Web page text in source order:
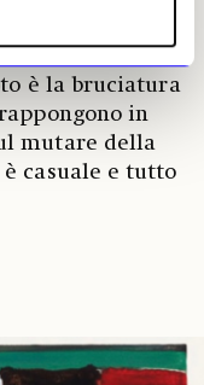
è la bruciatura
in
mutare della
casuale e tutto